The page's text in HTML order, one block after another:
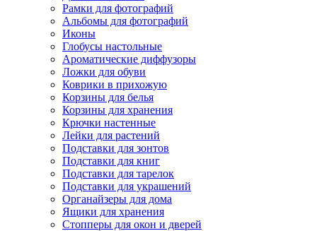
Рамки для фотографий
Альбомы для фотографий
Иконы
Глобусы настольные
Ароматические диффузоры
Ложки для обуви
Коврики в прихожую
Корзины для белья
Корзины для хранения
Крючки настенные
Лейки для растений
Подставки для зонтов
Подставки для книг
Подставки для тарелок
Подставки для украшений
Органайзеры для дома
Ящики для хранения
Стопперы для окон и дверей